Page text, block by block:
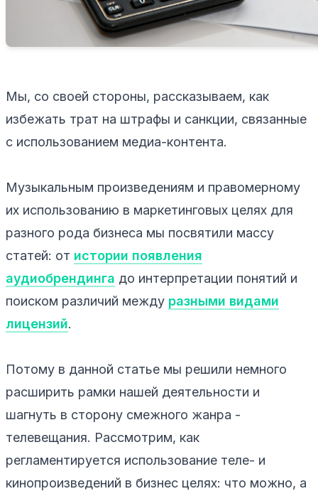
Мы, со своей стороны, рассказываем, как
избежать трат на штрафы и санкции, связанные
с использованием медиа-контента.
Музыкальным произведениям и правомерному
их использованию в маркетинговых целях для
разного рода бизнеса мы посвятили массу
статей: от истории появления
аудиобрендинга до интерпретации понятий и
поиском различий между разными видами
лицензий.
Потому в данной статье мы решили немного
расширить рамки нашей деятельности и
шагнуть в сторону смежного жанра -
телевещания. Рассмотрим, как
регламентируется использование теле- и
кинопроизведений в бизнес целях: что можно, а